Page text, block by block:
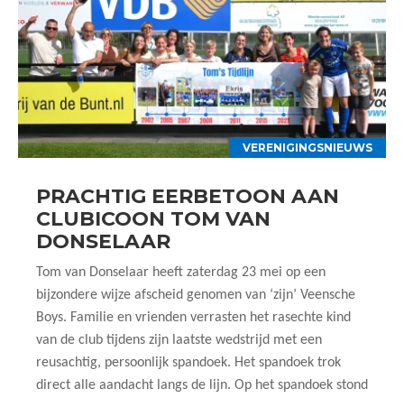
VERENIGINGSNIEUWS
PRACHTIG EERBETOON AAN
CLUBICOON TOM VAN
DONSELAAR
Tom van Donselaar heeft zaterdag 23 mei op een
bijzondere wijze afscheid genomen van ‘zijn’ Veensche
Boys. Familie en vrienden verrasten het rasechte kind
van de club tijdens zijn laatste wedstrijd met een
reusachtig, persoonlijk spandoek. Het spandoek trok
direct alle aandacht langs de lijn. Op het spandoek stond